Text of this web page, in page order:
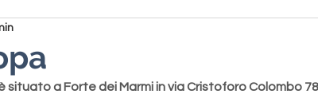
situato a Forte dei Marmi in via Cristoforo Colombo